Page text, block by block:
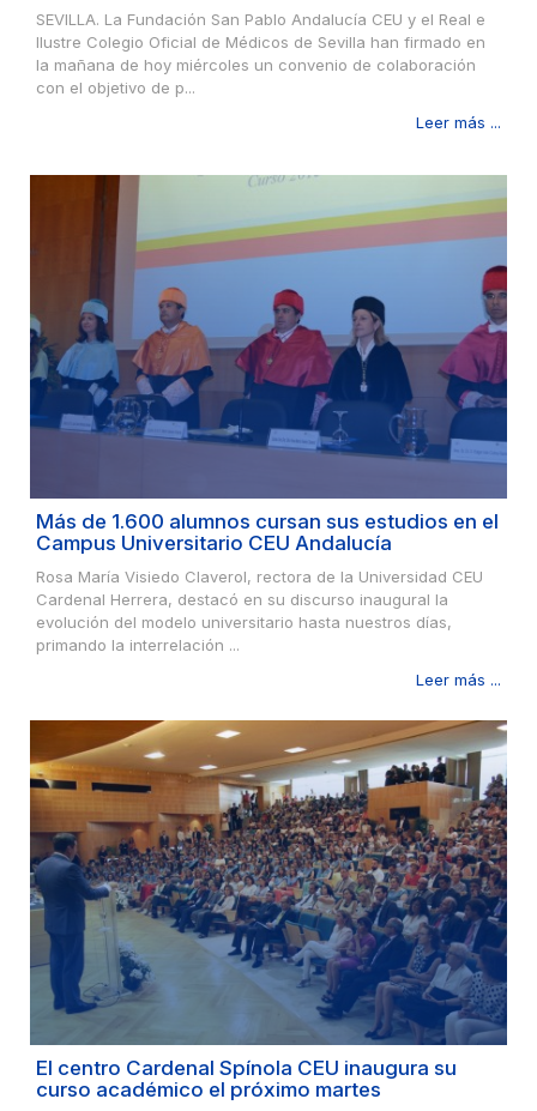
SEVILLA. La Fundación San Pablo Andalucía CEU y el Real e
Ilustre Colegio Oficial de Médicos de Sevilla han firmado en
la mañana de hoy miércoles un convenio de colaboración
con el objetivo de p...
Leer más ...
Más de 1.600 alumnos cursan sus estudios en el
Campus Universitario CEU Andalucía
Rosa María Visiedo Claverol, rectora de la Universidad CEU
Cardenal Herrera, destacó en su discurso inaugural la
evolución del modelo universitario hasta nuestros días,
primando la interrelación ...
Leer más ...
El centro Cardenal Spínola CEU inaugura su
curso académico el próximo martes